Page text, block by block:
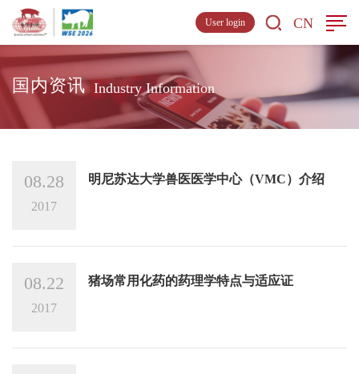
CN
User login
国内资讯 Industry Information
08.28
2017
明尼苏达大学兽医医学中心（VMC）介绍
08.22
2017
猪场常用化药的药理学特点与适应证